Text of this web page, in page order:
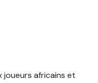
joueurs africains et